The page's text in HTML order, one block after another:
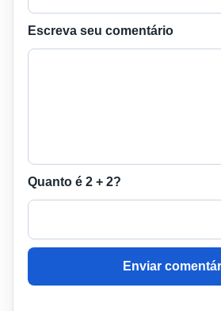
Escreva seu comentário
Quanto é 2 + 2?
Enviar